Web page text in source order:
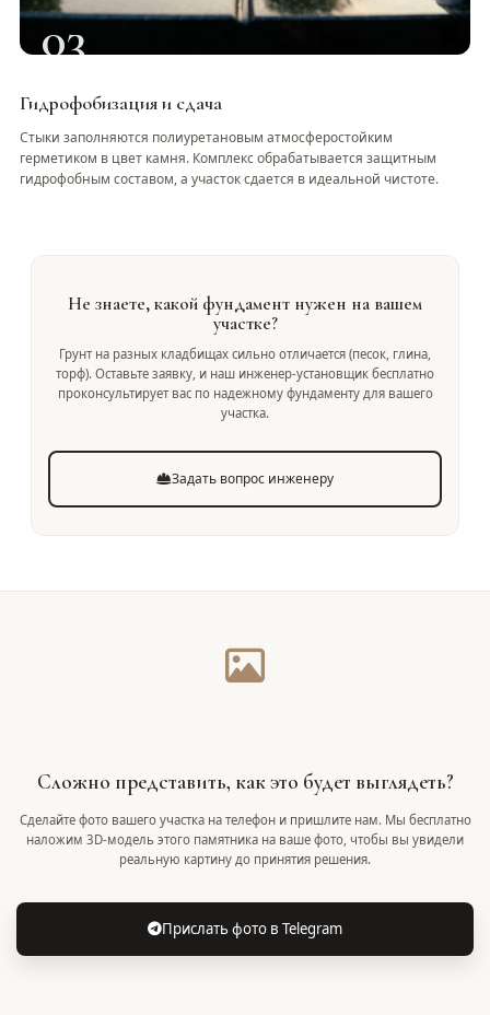
03
Гидрофобизация и сдача
Стыки заполняются полиуретановым атмосферостойким
герметиком в цвет камня. Комплекс обрабатывается защитным
гидрофобным составом, а участок сдается в идеальной чистоте.
Не знаете, какой фундамент нужен на вашем
участке?
Грунт на разных кладбищах сильно отличается (песок, глина,
торф). Оставьте заявку, и наш инженер-установщик бесплатно
проконсультирует вас по надежному фундаменту для вашего
участка.
Задать вопрос инженеру
Сложно представить, как это будет выглядеть?
Сделайте фото вашего участка на телефон и пришлите нам. Мы бесплатно
наложим 3D-модель этого памятника на ваше фото, чтобы вы увидели
реальную картину до принятия решения.
Прислать фото в Telegram